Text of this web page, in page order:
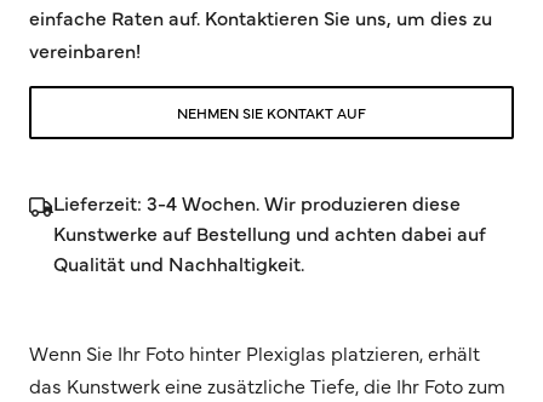
einfache Raten auf. Kontaktieren Sie uns, um dies zu
vereinbaren!
NEHMEN SIE KONTAKT AUF
Lieferzeit: 3-4 Wochen. Wir produzieren diese
Kunstwerke auf Bestellung und achten dabei auf
Qualität und Nachhaltigkeit.
Wenn Sie Ihr Foto hinter Plexiglas platzieren, erhält
das Kunstwerk eine zusätzliche Tiefe, die Ihr Foto zum